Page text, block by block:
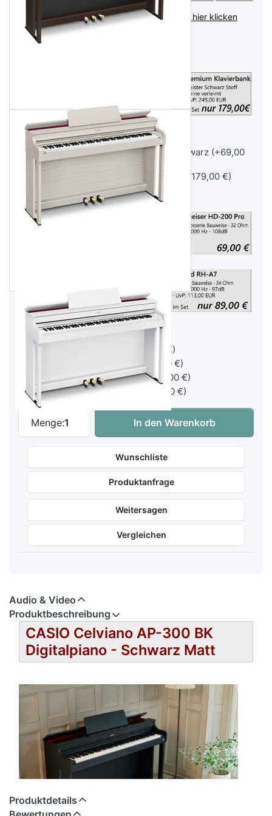
inkl. MwSt. (19%),Infos zu Versandkosten - hier klicken
Lieferzeit:
Ohne
Aufpreis für Deluxe Klavierbank Schwarz (+69,00
€)
Aufpreis für Premium-Klavierbank (+179,00 €)
Kopfhörer
Ohne
Alpha Audio HP-Three (+29,00 €)
Sennheiser HD-200 Pro (+69,00 €)
Teufel Massive Kopfhörer (+89,00 €)
Roland RH-A7 Kopfhörer (+89,00 €)
Menge:1
Casio Celviano AP-300 BK - Schwarz
In den Warenkorb
Wunschliste
Produktanfrage
Weitersagen
Vergleichen
Audio & Video
Produktbeschreibung
CASIO Celviano AP-300 BK
Digitalpiano - Schwarz Matt
Produktdetails